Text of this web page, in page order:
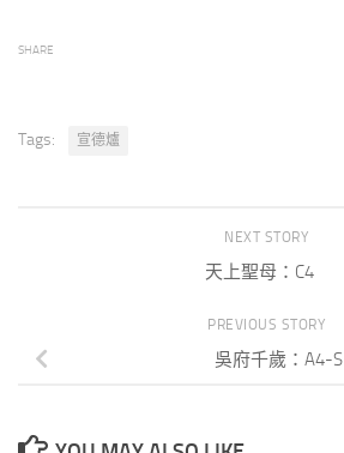
SHARE
Tags: 宣德爐
NEXT STORY
天上聖母：C4
PREVIOUS STORY
吳府千歲：A4-S